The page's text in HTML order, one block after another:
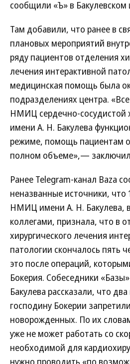
сообщили «Ъ» в Бакулевском
Там добавили, что ранее в
плановых мероприятий
ряду пациентов отделения
лечения интерактивной
медицинская помощь была
подразделениях центра.
НМИЦ сердечно-сосудистой
имени А. Н. Бакулева
режиме, помощь пациентам
полном объеме»,—
Ранее Telegram-канал Baza
неназванные источники, что
НМИЦ имени А. Н. Бакулева,
коллегами, признала, что в
хирургического лечения
патологии скончалось пять
это после операций,
Бокерия. Собеседники
Бакулева рассказали, что
господину Бокерии
новорожденных. По их
уже не может работать со
необходимой для
нужно проводить «по